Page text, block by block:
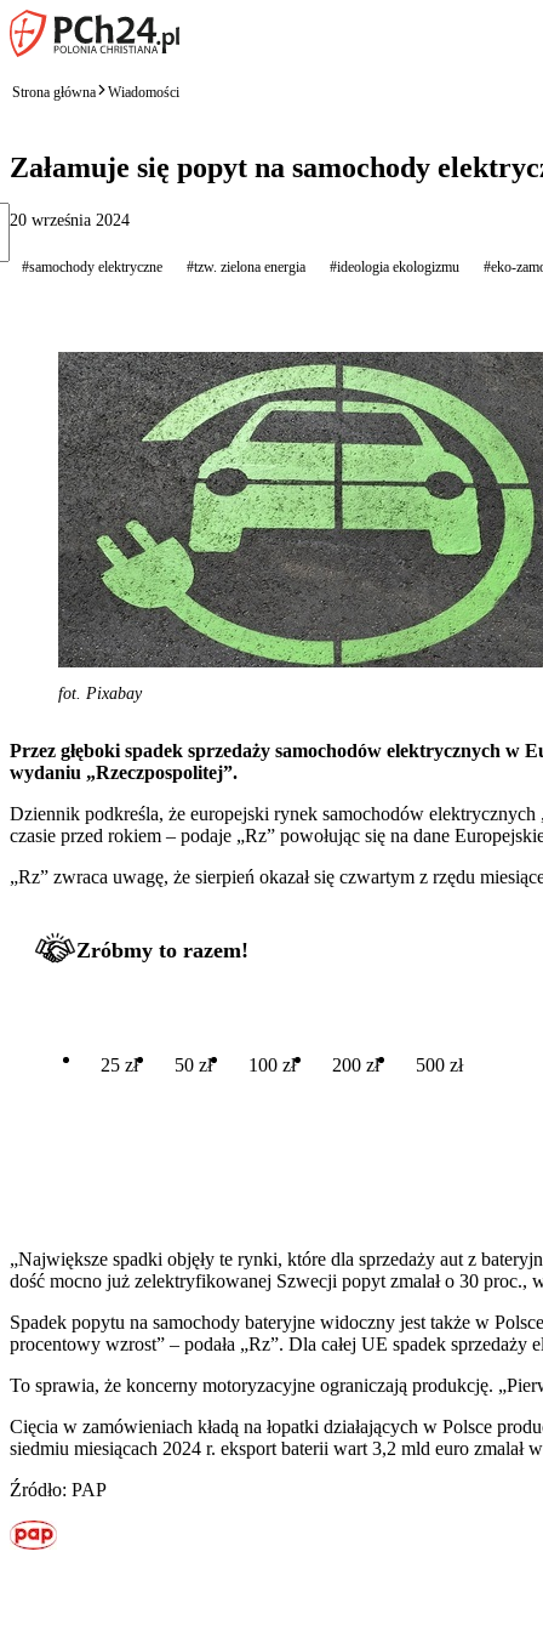
Strona główna Wiadomości
Załamuje się popyt na samochody
20 września 2024
#samochody elektryczne #tzw. zielona energia #ideologia ekologizmu #eko-
fot. Pixabay
Przez głęboki spadek sprzedaży samochodów elektrycznych w
wydaniu „Rzeczpospolitej”.
Dziennik podkreśla, że europejski rynek samochodów
czasie przed rokiem – podaje „Rz” powołując się na dane
„Rz” zwraca uwagę, że sierpień okazał się czwartym z rzędu
Zróbmy to razem!
25 zł 50 zł 100 zł 200 zł 500 zł
„Największe spadki objęły te rynki, które dla sprzedaży aut z
dość mocno już zelektryfikowanej Szwecji popyt zmalał o 30 proc.,
Spadek popytu na samochody bateryjne widoczny jest także w
procentowy wzrost” – podała „Rz”. Dla całej UE spadek
To sprawia, że koncerny motoryzacyjne ograniczają produkcję.
Cięcia w zamówieniach kładą na łopatki działających w Polsce
siedmiu miesiącach 2024 r. eksport baterii wart 3,2 mld euro zmalał
Źródło: PAP